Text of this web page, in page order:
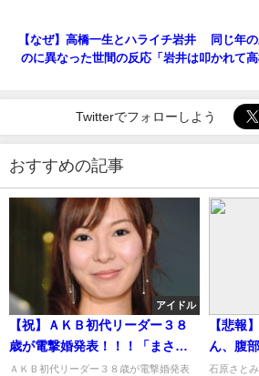
【なぜ】高橋一生とハライチ岩井 同じ年
のに異なった世間の反応「岩井は叩かれて
Twitterでフォローしよう
おすすめの記事
アイドル
【祝】ＡＫＢ初代リーダー３８
歳が電撃婚発表！！！「まさか
こういったご報告を…」
ＡＫＢ初代リーダー３８歳が電撃婚発表
【悲報
ん、腹
石原さと